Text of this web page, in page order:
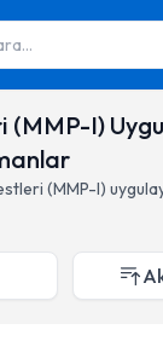
(MMP-I)
(MMP-I)